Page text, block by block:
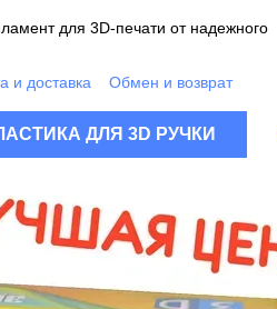
для 3D-печати от надежного
и доставка
Обмен и возврат
Блог
Отзывы о магазине
ДЛЯ 3D РУЧКИ